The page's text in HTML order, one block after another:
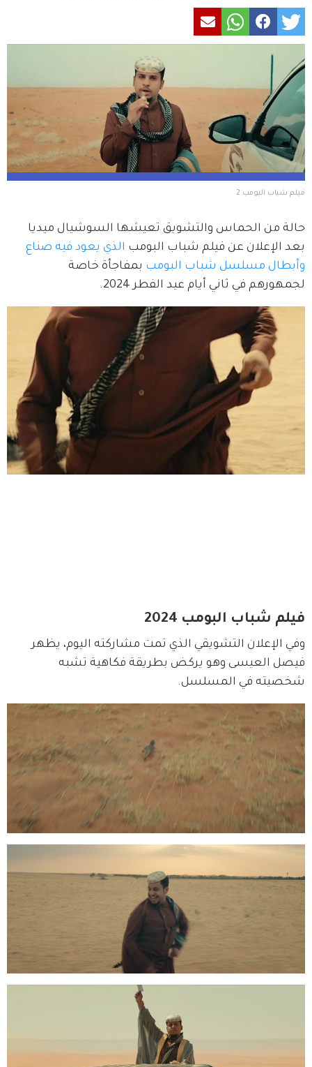
فيلم شباب البومب 2
حالة من الحماس والتشويق تعيشها السوشيال ميديا
بعد الإعلان عن فيلم شباب البومب الذي يعود فيه صناع
وأبطال مسلسل شباب البومب بمفاجأة خاصة
لجمهورهم في ثاني أيام عيد الفطر 2024.
فيلم شباب البومب 2024
وفي الإعلان التشويقي الذي تمت مشاركته اليوم، يظهر
فيصل العيسى وهو يركض بطريقة فكاهية تشبه
شخصيته في المسلسل.